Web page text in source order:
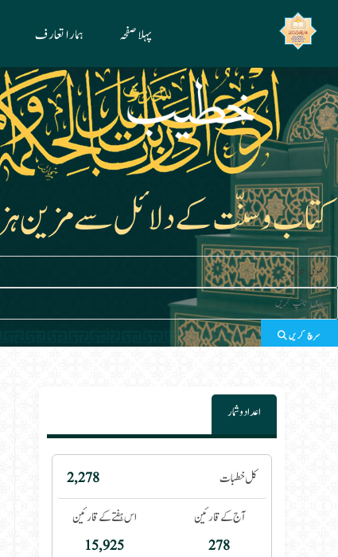
content
پہلا صفحہ ہمارا تعارف
سرچ کریں
اعداد و شمار
کل خطبات
2,278
آج کے قارئین
278
اس ہفتے کے قارئین
15,925